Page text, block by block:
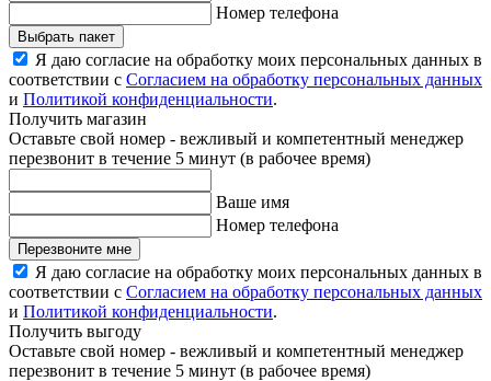
Номер телефона
Выбрать пакет
Я даю согласие на обработку моих персональных данных в
соответствии с Согласием на обработку персональных данных
и Политикой конфиденциальности.
Получить магазин
Оставьте свой номер - вежливый и компетентный менеджер
перезвонит в течение 5 минут (в рабочее время)
Ваше имя
Номер телефона
Перезвоните мне
Я даю согласие на обработку моих персональных данных в
соответствии с Согласием на обработку персональных данных
и Политикой конфиденциальности.
Получить выгоду
Оставьте свой номер - вежливый и компетентный менеджер
перезвонит в течение 5 минут (в рабочее время)